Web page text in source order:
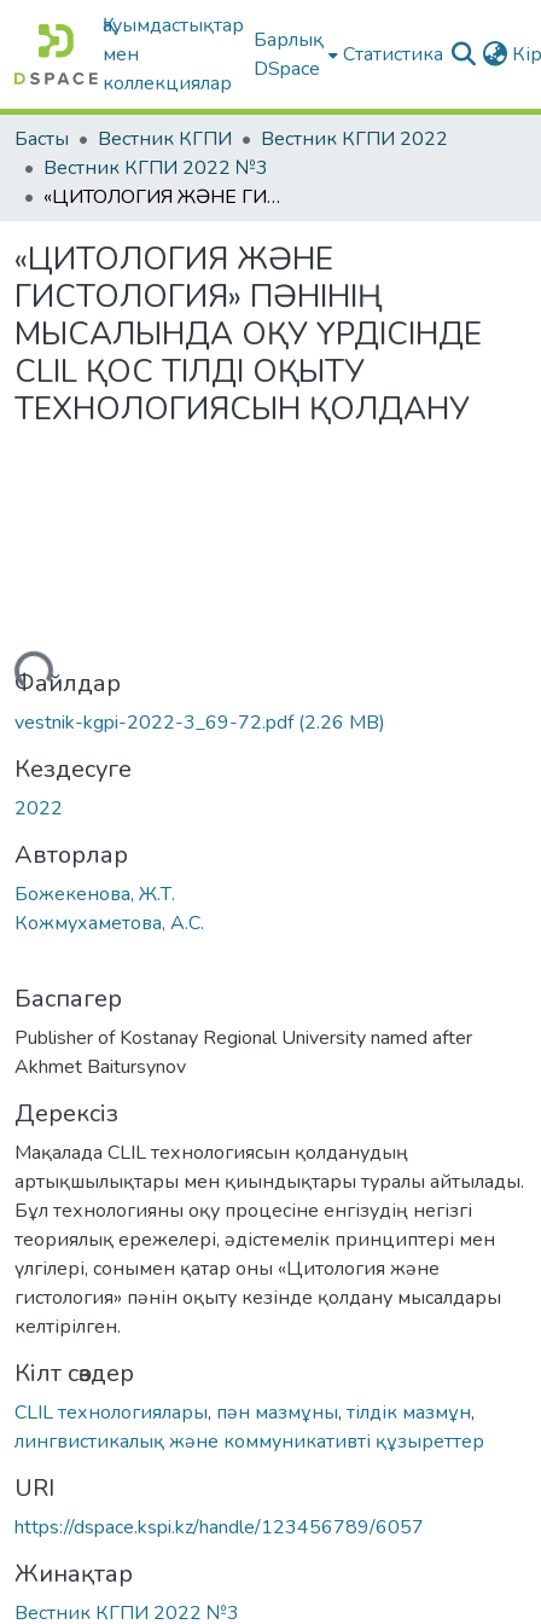
Қауымдастықтар
мен
коллекциялар
Барлық
DSpace
Статистика
Басты Вестник КГПИ
Вестник КГПИ 2022
Вестник КГПИ 2022 №3
«ЦИТОЛОГИЯ ЖƏНЕ ГИСТОЛОГИЯ» ПƏНІНІҢ МЫСАЛЫНДА ОҚУ ҮРДІСІНДЕ CLIL ҚОС ТІЛДІ ОҚЫТУ ТЕХНОЛОГИЯСЫН ҚОЛДАНУ
«ЦИТОЛОГИЯ ЖƏНЕ
ГИСТОЛОГИЯ» ПƏНІНІҢ
МЫСАЛЫНДА ОҚУ ҮРДІСІНДЕ
CLIL ҚОС ТІЛДІ ОҚЫТУ
ТЕХНОЛОГИЯСЫН ҚОЛДАНУ
Файлдар
vestnik-kgpi-2022-3_69-72.pdf(2.26 MB)
Кездесуге
2022
Авторлар
Божекенова, Ж.Т.
Кожмухаметова, А.С.
Баспагер
Publisher of Kostanay Regional University named after
Akhmet Baitursynov
Дерексіз
Мақалада CLIL технологиясын қолданудың
артықшылықтары мен қиындықтары туралы айтылады.
Бұл технологияны оқу процесіне енгізудің негізгі
теориялық ережелері, əдістемелік принциптері мен
үлгілері, сонымен қатар оны «Цитология жəне
гистология» пəнін оқыту кезінде қолдану мысалдары
келтірілген.
Кілт сөздер
CLIL технологиялары, пəн мазмұны, тілдік мазмұн,
лингвистикалық жəне коммуникативті құзыреттер
URI
https://dspace.kspi.kz/handle/123456789/6057
Жинақтар
Вестник КГПИ 2022 №3